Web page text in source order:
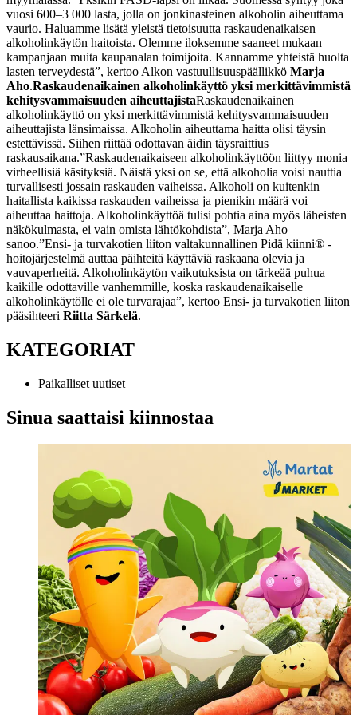
vuosi 600–3 000 lasta, jolla on jonkinasteinen alkoholin aiheuttama
vaurio. Haluamme lisätä yleistä tietoisuutta raskaudenaikaisen
alkoholinkäytön haitoista. Olemme iloksemme saaneet mukaan
kampanjaan muita kaupanalan toimijoita. Kannamme yhteistä huolta
lasten terveydestä”, kertoo Alkon vastuullisuuspäällikkö Marja
Aho.Raskaudenaikainen alkoholinkäyttö yksi merkittävimmistä
kehitysvammaisuuden aiheuttajistaRaskaudenaikainen
alkoholinkäyttö on yksi merkittävimmistä kehitysvammaisuuden
aiheuttajista länsimaissa. Alkoholin aiheuttama haitta olisi täysin
estettävissä. Siihen riittää odottavan äidin täysraittius
raskausaikana.”Raskaudenaikaiseen alkoholinkäyttöön liittyy monia
virheellisiä käsityksiä. Näistä yksi on se, että alkoholia voisi nauttia
turvallisesti jossain raskauden vaiheissa. Alkoholi on kuitenkin
haitallista kaikissa raskauden vaiheissa ja pienikin määrä voi
aiheuttaa haittoja. Alkoholinkäyttöä tulisi pohtia aina myös läheisten
näkökulmasta, ei vain omista lähtökohdista”, Marja Aho
sanoo.”Ensi- ja turvakotien liiton valtakunnallinen Pidä kiinni® -
hoitojärjestelmä auttaa päihteitä käyttäviä raskaana olevia ja
vauvaperheitä. Alkoholinkäytön vaikutuksista on tärkeää puhua
kaikille odottaville vanhemmille, koska raskaudenaikaiselle
alkoholinkäytölle ei ole turvarajaa”, kertoo Ensi- ja turvakotien liiton
pääsihteeri Riitta Särkelä.
KATEGORIAT
Paikalliset uutiset
Sinua saattaisi kiinnostaa